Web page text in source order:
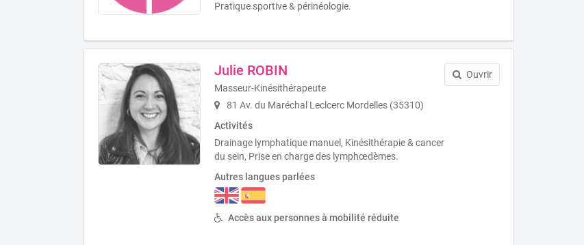
Pratique sportive & périnéologie.
Julie ROBIN
Masseur-Kinésithérapeute
81 Av. du Maréchal Leclcerc Mordelles (35310)
Activités
Drainage lymphatique manuel, Kinésithérapie & cancer
du sein, Prise en charge des lymphœdèmes.
Autres langues parlées
Accès aux personnes à mobilité réduite
Ouvrir